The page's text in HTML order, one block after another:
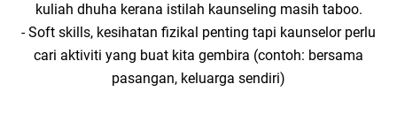
kuliah dhuha kerana istilah kaunseling masih taboo.
- Soft skills, kesihatan fizikal penting tapi kaunselor perlu
cari aktiviti yang buat kita gembira (contoh: bersama
pasangan, keluarga sendiri)